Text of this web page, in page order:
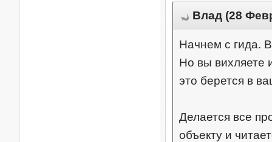
Влад (28
Начнем с гида.
Но вы вихляете
это берется в
Делается все
объекту и